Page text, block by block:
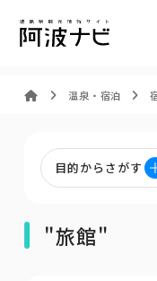
温泉・宿泊
目的からさがす
"旅館"